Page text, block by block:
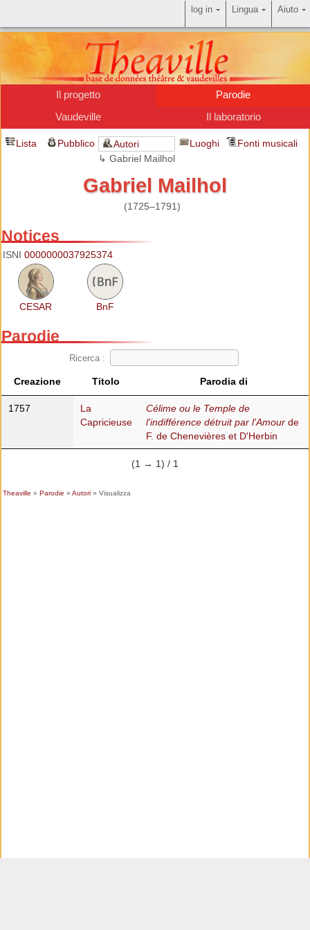
Il progetto
Parodie
Vaudeville
Il laboratorio
Lista Pubblico
Autori
↳ Gabriel Mailhol
Luoghi Fonti musicali
Gabriel Mailhol
(1725–1791)
Notices
ISNI0000000037925374
CESAR BnF
Parodie
Ricerca :
Creazione Titolo Parodia di
1757
La
Capricieuse
Célime ou le Temple de
l'indifférence détruit par l'Amourde
F. de Chenevières et D'Herbin
(1 → 1) / 1
Theaville » Parodie » Autori» Visualizza
Aiuto
Lingua
log in